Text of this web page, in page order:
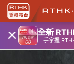
× 全新
一手掌握